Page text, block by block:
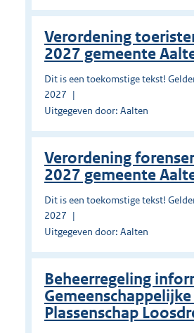
Verordening
2027 gemeente
Dit is een toekomstige tekst!
2027
Uitgegeven door: Aalten
Verordening
2027 gemeente
Dit is een toekomstige tekst!
2027
Uitgegeven door: Aalten
Beheerregeling
Plassenschap